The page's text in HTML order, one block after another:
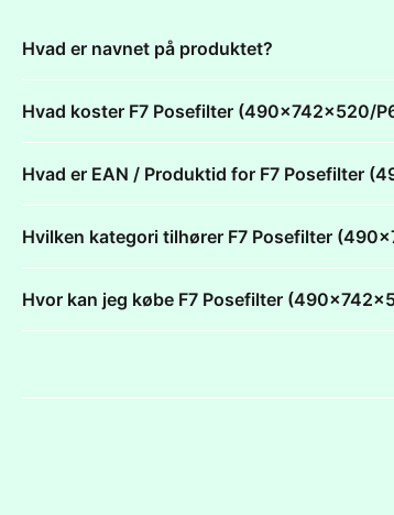
Hvad er navnet på produktet?
Hvad koster F7 Posefilter (490x742x520/
Hvad er EAN / Produktid for F7 Posefilter
Hvilken kategori tilhører F7 Posefilter
Hvor kan jeg købe F7 Posefilter